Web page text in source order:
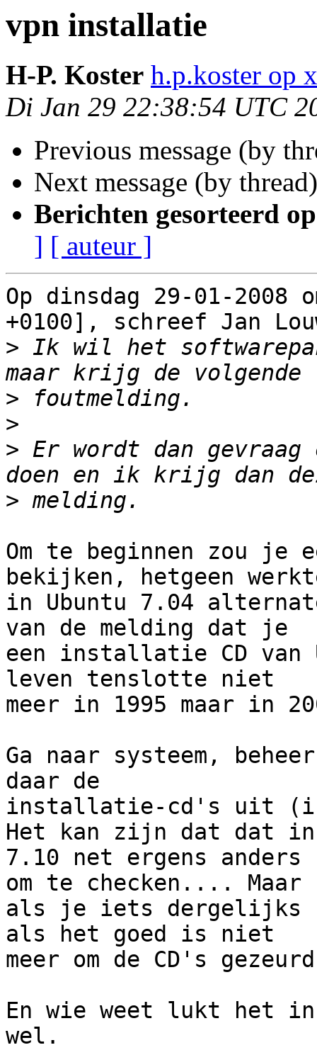
vpn installatie
H-P. Koster h.p.koster op
Di Jan 29 22:38:54 UTC
Previous message (by
Next message (by
Berichten gesorteerd
] [ auteur ]
Op dinsdag 29-01-
+0100], schreef Jan
> Ik wil het
>
>
> Er wordt dan
>
Om te beginnen zou je
bekijken, hetgeen
in Ubuntu 7.04
van de melding dat je
een installatie CD van
leven tenslotte niet
meer in 1995 maar in
Ga naar systeem,
daar de
installatie-cd's uit
Het kan zijn dat dat in
7.10 net ergens
om te checken.... Maar
als je iets dergelijks
als het goed is niet
meer om de CD's
En wie weet lukt het
wel.